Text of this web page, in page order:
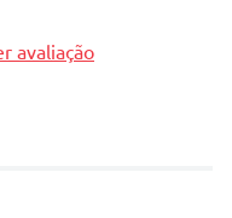
avaliação